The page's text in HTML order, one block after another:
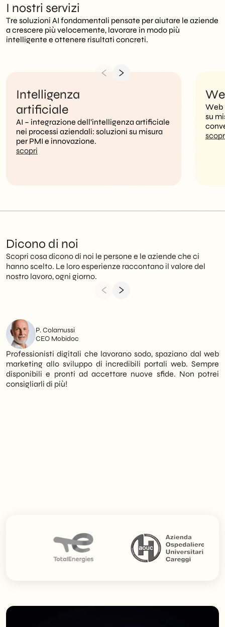
I nostri servizi
Tre soluzioni AI fondamentali pensate per aiutare le aziende
a crescere più velocemente, lavorare in modo più
intelligente e ottenere risultati concreti.
Intelligenza
artificiale
AI – integrazione dell’intelligenza artificiale
nei processi aziendali: soluzioni su misura
per PMI e innovazione.
scopri
Web
su
Dicono di noi
Scopri cosa dicono di noi le persone e le aziende che ci
hanno scelto. Le loro esperienze raccontano il valore del
nostro lavoro, ogni giorno.
P. Colamussi
CEO Mobidoc
Professionisti digitali che lavorano sodo, spaziano dal web
marketing allo sviluppo di incredibili portali web. Sempre
disponibili e pronti ad accettare nuove sfide. Non potrei
consigliarli di più!